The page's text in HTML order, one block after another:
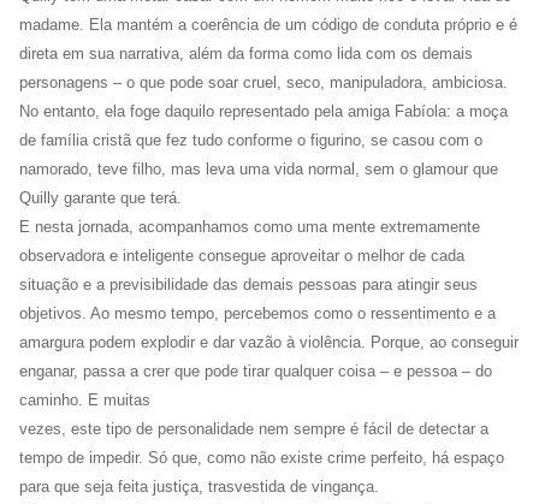
madame. Ela mantém a coerência de um código de conduta próprio e é
direta em sua narrativa, além da forma como lida com os demais
personagens – o que pode soar cruel, seco, manipuladora, ambiciosa.
No entanto, ela foge daquilo representado pela amiga Fabíola: a moça
de família cristã que fez tudo conforme o figurino, se casou com o
namorado, teve filho, mas leva uma vida normal, sem o glamour que
Quilly garante que terá.
E nesta jornada, acompanhamos como uma mente extremamente
observadora e inteligente consegue aproveitar o melhor de cada
situação e a previsibilidade das demais pessoas para atingir seus
objetivos. Ao mesmo tempo, percebemos como o ressentimento e a
amargura podem explodir e dar vazão à violência. Porque, ao conseguir
enganar, passa a crer que pode tirar qualquer coisa – e pessoa – do
caminho. E muitas
vezes, este tipo de personalidade nem sempre é fácil de detectar a
tempo de impedir. Só que, como não existe crime perfeito, há espaço
para que seja feita justiça, trasvestida de vingança.